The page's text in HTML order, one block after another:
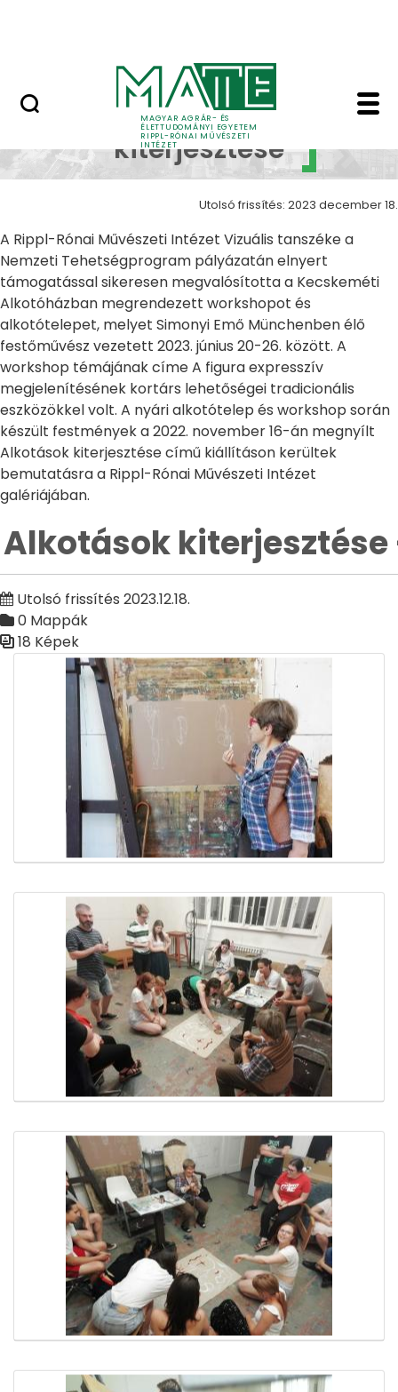
MAGYAR AGRÁR- ÉS
ÉLETTUDOMÁNYI EGYETEM
RIPPL-RÓNAI MŰVÉSZETI
INTÉZET
AlkotásokAlkotások
kiterjesztése
Utolsó frissítés: 2023 december 18.
A Rippl-Rónai Művészeti Intézet Vizuális tanszéke a
Nemzeti Tehetségprogram pályázatán elnyert
támogatással sikeresen megvalósította a Kecskeméti
Alkotóházban megrendezett workshopot és
alkotótelepet, melyet Simonyi Emő Münchenben élő
festőművész vezetett 2023. június 20-26. között. A
workshop témájának címe A figura expresszív
megjelenítésének kortárs lehetőségei tradicionális
eszközökkel volt. A nyári alkotótelep és workshop során
készült festmények a 2022. november 16-án megnyílt
Alkotások kiterjesztése című kiállításon kerültek
bemutatásra a Rippl-Rónai Művészeti Intézet
galériájában.
Alkotások
Utolsó frissítés 2023.12.18.
0 Mappák
18 Képek